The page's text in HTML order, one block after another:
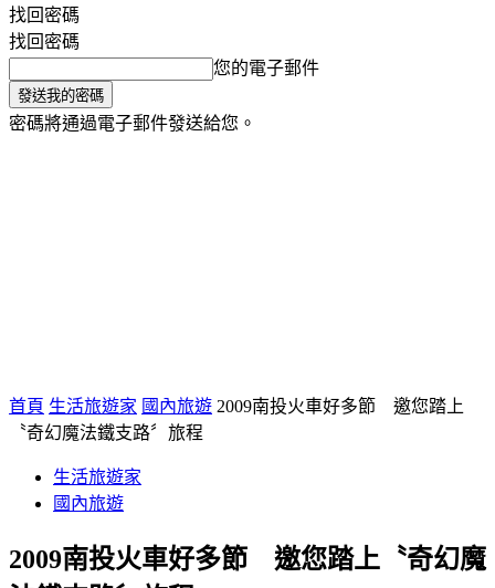
找回密碼
找回密碼
您的電子郵件
密碼將通過電子郵件發送給您。
首頁 生活旅遊家 國內旅遊 2009南投火車好多節 邀您踏上
〝奇幻魔法鐵支路〞旅程
生活旅遊家
國內旅遊
2009南投火車好多節 邀您踏上〝奇幻魔